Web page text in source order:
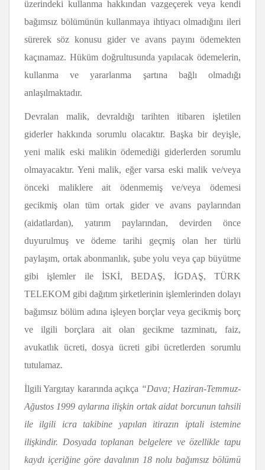
üzerindeki kullanma hakkından vazgeçerek veya kendi
bağımsız bölümünün kullanmaya ihtiyacı olmadığını ileri
sürerek söz konusu gider ve avans payını ödemekten
kaçınamaz. Hüküm doğrultusunda yapılacak ödemelerin,
kullanma ve yararlanma şartına bağlı olmadığı
anlaşılmaktadır.
Devralan malik, devraldığı tarihten itibaren işletilen
giderler hakkında sorumlu olacaktır. Başka bir deyişle,
yeni malik eski malikin ödemediği giderlerden sorumlu
olmayacaktır. Yeni malik, eğer varsa eski malik ve/veya
önceki maliklere ait ödenmemiş ve/veya ödemesi
gecikmiş olan tüm ortak gider ve avans paylarından
(aidatlardan), yatırım paylarından, devirden önce
duyurulmuş ve ödeme tarihi geçmiş olan her türlü
paylaşım, ortak abonmanlık, şube yolu veya çap büyütme
gibi işlemler ile İSKİ, BEDAŞ, İGDAŞ, TÜRK
TELEKOM gibi dağıtım şirketlerinin işlemlerinden dolayı
bağımsız bölüm adına işleyen borçlar veya gecikmiş borç
ve ilgili borçlara ait olan gecikme tazminatı, faiz,
avukatlık ücreti, dosya ücreti gibi ücretlerden sorumlu
tutulamaz.
İlgili Yargıtay kararında açıkça “Dava; Haziran-Temmuz-
Ağustos 1999 aylarına ilişkin ortak aidat borcunun tahsili
ile ilgili icra takibine yapılan itirazın iptali istemine
ilişkindir. Dosyada toplanan belgelere ve özellikle tapu
kaydı içeriğine göre davalının 18 nolu bağımsız bölümü